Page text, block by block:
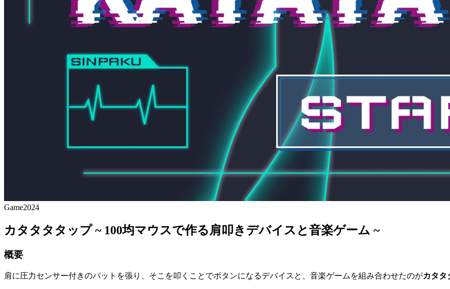
Game2024
カタタタタップ ~ 100均マウスで作る肩叩きデバイスと音楽ゲーム ~
概要
肩に圧力センサー付きのパットを張り、そこを叩くことでボタンになるデバイスと、音楽ゲームを組み合わせたのがカタタ